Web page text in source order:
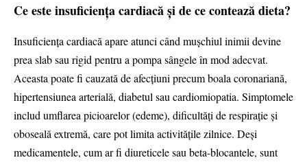
Ce este insuficiența cardiacă și de ce contează dieta?
Insuficiența cardiacă apare atunci când mușchiul inimii devine
prea slab sau rigid pentru a pompa sângele în mod adecvat.
Aceasta poate fi cauzată de afecțiuni precum boala coronariană,
hipertensiunea arterială, diabetul sau cardiomiopatia. Simptomele
includ umflarea picioarelor (edeme), dificultăți de respirație și
oboseală extremă, care pot limita activitățile zilnice. Deși
medicamentele, cum ar fi diureticele sau beta-blocantele, sunt